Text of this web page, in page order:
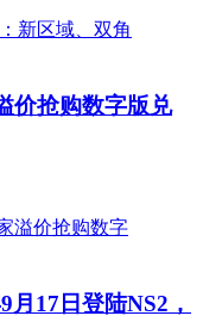
价抢购数字版兑
17日登陆NS2，